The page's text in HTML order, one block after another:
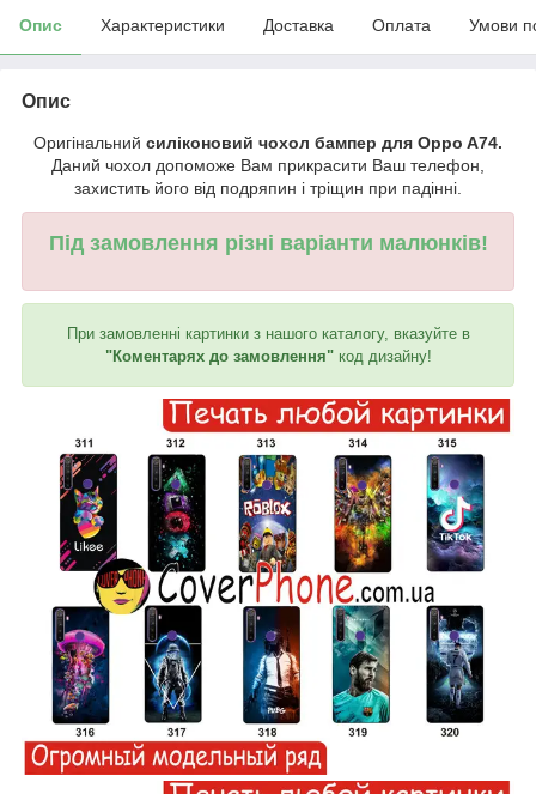
Опис Характеристики Доставка Оплата Умови
Опис
Оригінальний силіконовий чохол бампер для Oppo A74.
Даний чохол допоможе Вам прикрасити Ваш телефон,
захистить його від подряпин і тріщин при падінні.
Під замовлення різні варіанти малюнків!
При замовленні картинки з нашого каталогу, вказуйте в
"Коментарях до замовлення"код дизайну!